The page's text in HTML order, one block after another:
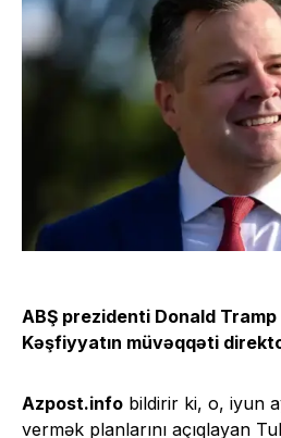
ABŞ prezidenti Donald
Kəşfiyyatın müvəqqəti
Azpost.info bildirir ki, o, iyun
vermək planlarını açıqlayan